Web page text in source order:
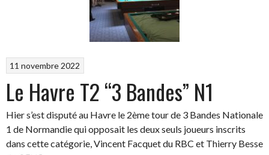
11 novembre 2022
Le Havre T2 “3 Bandes” N1
Hier s’est disputé au Havre le 2ème tour de 3 Bandes Nationale
1 de Normandie qui opposait les deux seuls joueurs inscrits
dans cette catégorie, Vincent Facquet du RBC et Thierry Besse